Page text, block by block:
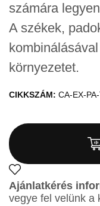
számára
A székek,
környezetet.
CIKKSZÁM: CA-EX-
Ajánlatkérés
vegye fel velünk a